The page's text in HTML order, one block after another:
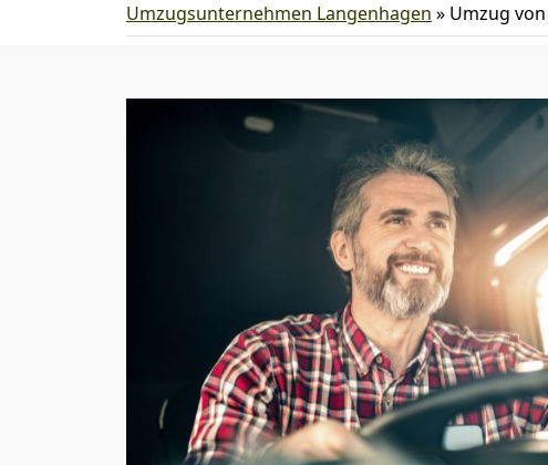
Umzugsunternehmen Langenhagen » Umzug